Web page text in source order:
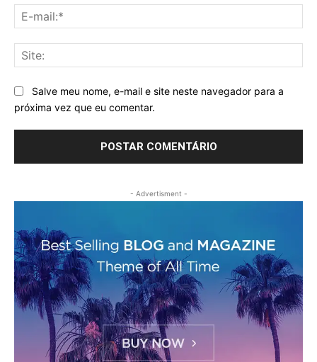
Salve meu nome, e-mail e site neste navegador para a
próxima vez que eu comentar.
- Advertisment -